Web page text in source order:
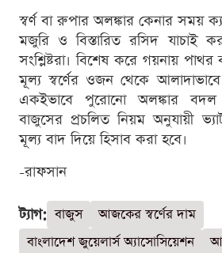
স্বর্ণ বা রুপার অলঙ্কার কেনার সময়
মজুরি ও বিস্তারিত রসিদ যাচাই
সংশ্লিষ্টরা। বিশেষ করে গয়নায়
মূল্য স্বর্ণের ওজন থেকে আলাদাভাবে
একইভাবে পুরোনো অলঙ্কার বদল
বাজুসের প্রচলিত নিয়ম অনুযায়ী
মূল্য বাদ দিয়ে হিসাব করা হবে।
-রাফসান
ট্যাগ: বাজুস
আজকের স্বর্ণের দাম
বাংলাদেশ জুয়েলার্স অ্যাসোসিয়েশন